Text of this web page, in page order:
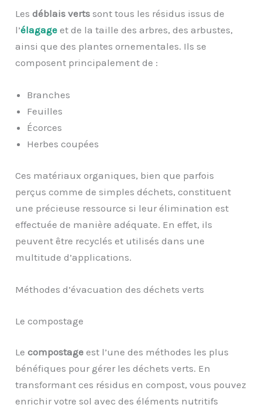
Lesdéblais verts sont tous les résidus issus de
l’élagage et de la taille des arbres, des arbustes,
ainsi que des plantes ornementales. Ils se
composent principalement de :
Branches
Feuilles
Écorces
Herbes coupées
Ces matériaux organiques, bien que parfois
perçus comme de simples déchets, constituent
une précieuse ressource si leur élimination est
effectuée de manière adéquate. En effet, ils
peuvent être recyclés et utilisés dans une
multitude d’applications.
Méthodes d’évacuation des déchets verts
Le compostage
Lecompostage est l’une des méthodes les plus
bénéfiques pour gérer les déchets verts. En
transformant ces résidus en compost, vous pouvez
enrichir votre sol avec des éléments nutritifs